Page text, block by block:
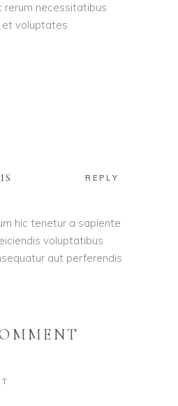
rerum necessitatibus
voluptates
REPLY
hic tenetur a sapiente
voluptatibus
aut perferendis